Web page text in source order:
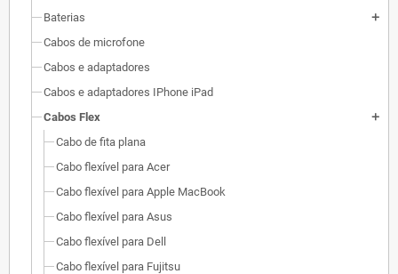
Baterias
add
Cabos de microfone
Cabos e adaptadores
Cabos e adaptadores IPhone iPad
Cabos Flex
add
Cabo de fita plana
Cabo flexível para Acer
Cabo flexível para Apple MacBook
Cabo flexível para Asus
Cabo flexível para Dell
Cabo flexível para Fujitsu